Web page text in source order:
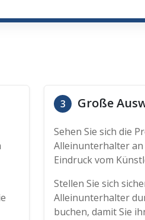
3 Große
Sehen Sie sich die
Alleinunterhalter
Eindruck vom
Stellen Sie sich
Alleinunterhalter
buchen, damit Sie